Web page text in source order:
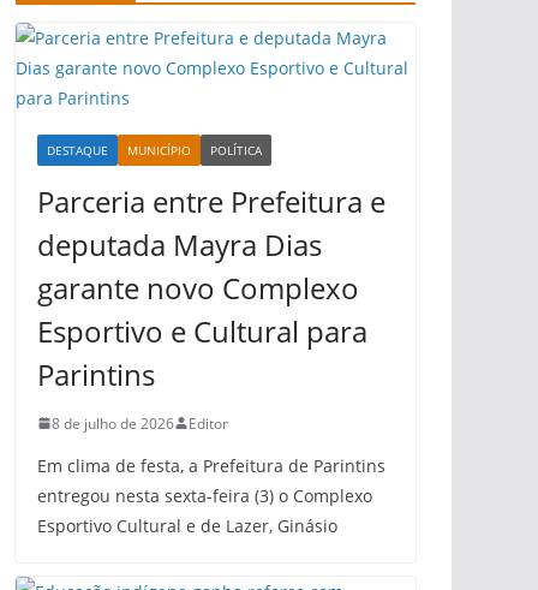
DESTAQUE MUNICÍPIO POLÍTICA
Parceria entre Prefeitura e
deputada Mayra Dias
garante novo Complexo
Esportivo e Cultural para
Parintins
8 de julho de 2026 Editor
Em clima de festa, a Prefeitura de Parintins
entregou nesta sexta-feira (3) o Complexo
Esportivo Cultural e de Lazer, Ginásio